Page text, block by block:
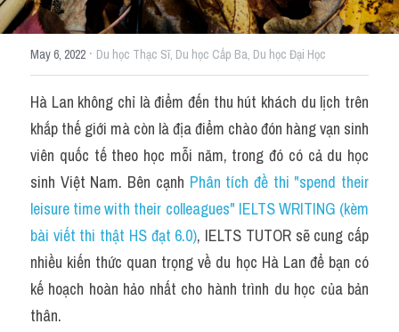
Part 2
Noun
Verb
Du học Hà Lan
Du học Cấp Ba
Đề thi thật Task 1
May 6, 2022 · Du học Thạc Sĩ, Du học Cấp Ba, Du học Đại Học
Hà Lan không chỉ là điểm đến thu hút khách du lịch trên
khắp thế giới mà còn là địa điểm chào đón hàng vạn sinh
viên quốc tế theo học mỗi năm, trong đó có cả du học
sinh Việt Nam. Bên cạnh Phân tích đề thi "spend their
leisure time with their colleagues" IELTS WRITING (kèm
bài viết thi thật HS đạt 6.0), IELTS TUTOR sẽ cung cấp
nhiều kiến thức quan trọng về du học Hà Lan để bạn có
kế hoạch hoàn hảo nhất cho hành trình du học của bản
thân.